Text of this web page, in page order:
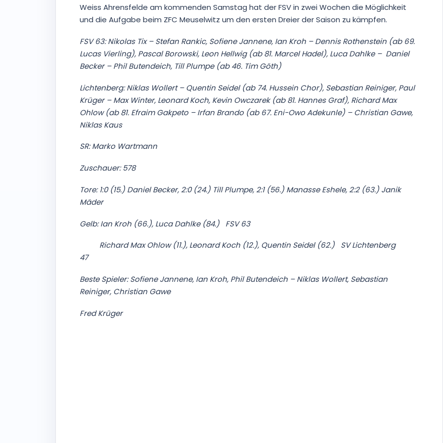
Bereitstellung und Anzeige von Werbung und Inhalten,
Ihre Entscheidungen zum Datenschutz speichern und
übermitteln.
Weiss Ahrensfelde am kommenden Samstag hat der FSV in zwei Wochen die Möglichkeit
und die Aufgabe beim ZFC Meuselwitz um den ersten Dreier der Saison zu kämpfen.
FSV 63: Nikolas Tix – Stefan Rankic, Sofiene Jannene, Ian Kroh – Dennis Rothenstein (ab 69.
Lucas Vierling), Pascal Borowski, Leon Hellwig (ab 81. Marcel Hadel), Luca Dahlke – Daniel
Becker – Phil Butendeich, Till Plumpe (ab 46. Tim Göth)
Lichtenberg: Niklas Wollert – Quentin Seidel (ab 74. Hussein Chor), Sebastian Reiniger, Paul
Krüger – Max Winter, Leonard Koch, Kevin Owczarek (ab 81. Hannes Graf), Richard Max
Ohlow (ab 81. Efraim Gakpeto – Irfan Brando (ab 67. Eni-Owo Adekunle) – Christian Gawe,
Niklas Kaus
SR: Marko Wartmann
Zuschauer: 578
Tore: 1:0 (15.) Daniel Becker, 2:0 (24.) Till Plumpe, 2:1 (56.) Manasse Eshele, 2:2 (63.) Janik
Mäder
Gelb: Ian Kroh (66.), Luca Dahlke (84.) FSV 63
Richard Max Ohlow (11.), Leonard Koch (12.), Quentin Seidel (62.) SV Lichtenberg
47
Beste Spieler: Sofiene Jannene, Ian Kroh, Phil Butendeich – Niklas Wollert, Sebastian
Reiniger, Christian Gawe
Fred Krüger